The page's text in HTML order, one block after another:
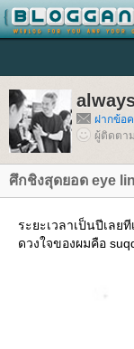
ฝากข้อ
ผู้ติดตา
ศึกชิงสุดยอด eye
ระยะเวลาเป็นปีเลย
ดวงใจของผมคือ